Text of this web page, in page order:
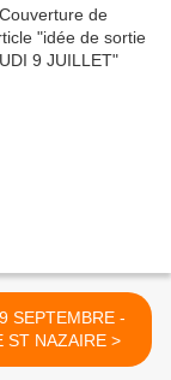
SEPTEMBRE -
SORTIE ST NAZAIRE >